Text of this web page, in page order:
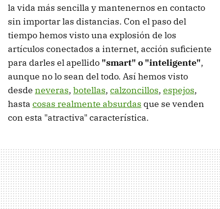
la vida más sencilla y mantenernos en contacto
sin importar las distancias. Con el paso del
tiempo hemos visto una explosión de los
artículos conectados a internet, acción suficiente
para darles el apellido "smart" o "inteligente",
aunque no lo sean del todo. Así hemos visto
desde neveras, botellas, calzoncillos, espejos,
hasta cosas realmente absurdas que se venden
con esta "atractiva" característica.